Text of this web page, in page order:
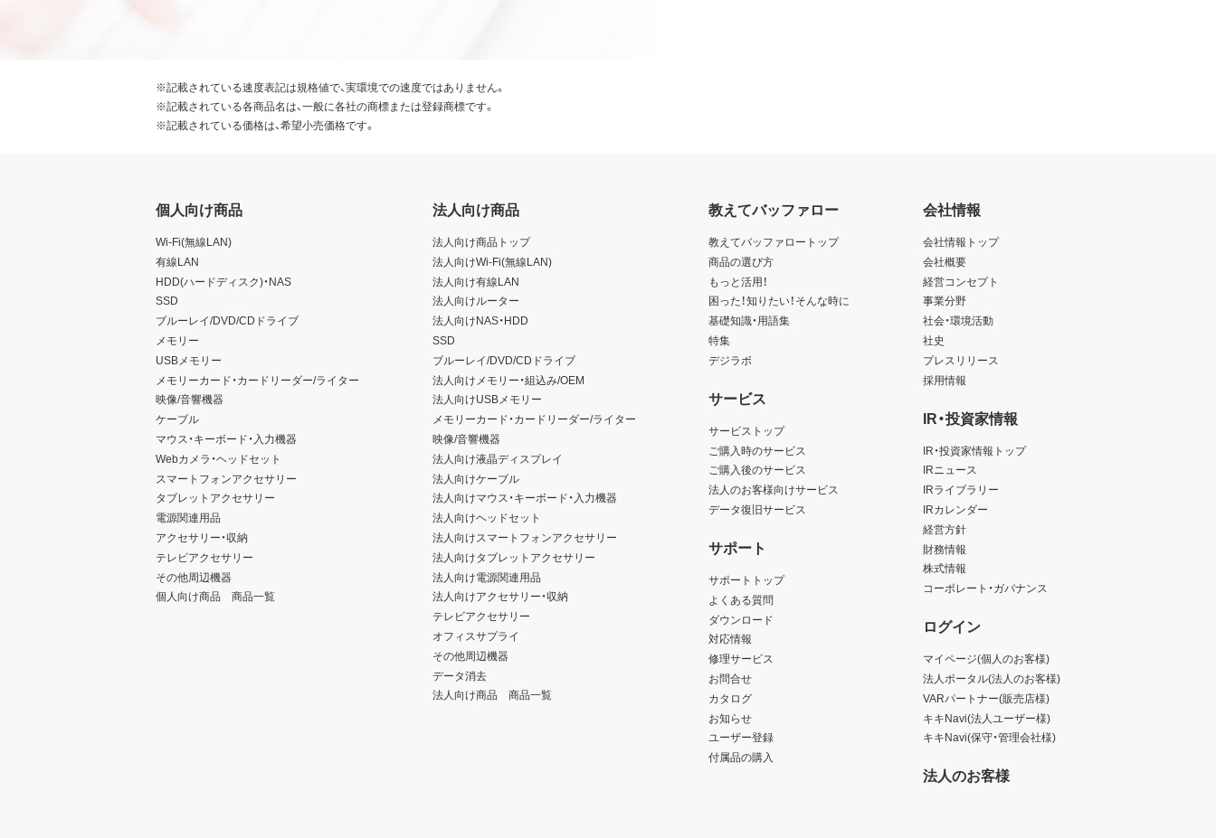
※記載されている速度表記は規格値で、実環境での速度ではありません。
※記載されている各商品名は、一般に各社の商標または登録商標です。
※記載されている価格は、希望小売価格です。
個人向け商品
Wi-Fi(無線LAN)
有線LAN
HDD(ハードディスク)・NAS
SSD
ブルーレイ/DVD/CDドライブ
メモリー
USBメモリー
メモリーカード・カードリーダー/ライター
映像/音響機器
ケーブル
マウス・キーボード・入力機器
Webカメラ・ヘッドセット
スマートフォンアクセサリー
タブレットアクセサリー
電源関連用品
アクセサリー・収納
テレビアクセサリー
その他周辺機器
個人向け商品 商品一覧
法人向け商品
法人向け商品トップ
法人向けWi-Fi(無線LAN)
法人向け有線LAN
法人向けルーター
法人向けNAS・HDD
SSD
ブルーレイ/DVD/CDドライブ
法人向けメモリー・組込み/OEM
法人向けUSBメモリー
メモリーカード・カードリーダー/ライター
映像/音響機器
法人向け液晶ディスプレイ
法人向けケーブル
法人向けマウス・キーボード・入力機器
法人向けヘッドセット
法人向けスマートフォンアクセサリー
法人向けタブレットアクセサリー
法人向け電源関連用品
法人向けアクセサリー・収納
テレビアクセサリー
オフィスサプライ
その他周辺機器
データ消去
法人向け商品 商品一覧
教えてバッファロー
教えてバッファロートップ
商品の選び方
もっと活用！
困った！知りたい！そんな時に
基礎知識・用語集
特集
デジラボ
サービス
サービストップ
ご購入時のサービス
ご購入後のサービス
法人のお客様向けサービス
データ復旧サービス
サポート
サポートトップ
よくある質問
ダウンロード
対応情報
修理サービス
お問合せ
カタログ
お知らせ
ユーザー登録
付属品の購入
会社情報
会社情報トップ
会社概要
経営コンセプト
事業分野
社会・環境活動
社史
プレスリリース
採用情報
IR・投資家情報
IR・投資家情報トップ
IRニュース
IRライブラリー
IRカレンダー
経営方針
財務情報
株式情報
コーポレート・ガバナンス
ログイン
マイページ(個人のお客様)
法人ポータル(法人のお客様)
VARパートナー(販売店様)
キキNavi(法人ユーザー様)
キキNavi(保守・管理会社様)
法人のお客様